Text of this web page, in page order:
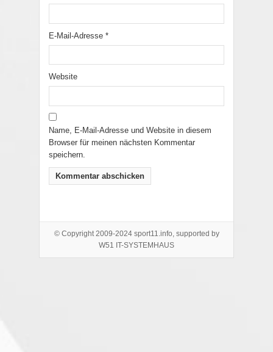
E-Mail-Adresse *
Website
Name, E-Mail-Adresse und Website in diesem
Browser für meinen nächsten Kommentar
speichern.
© Copyright 2009-2024 sport11.info, supported by
W51 IT-SYSTEMHAUS